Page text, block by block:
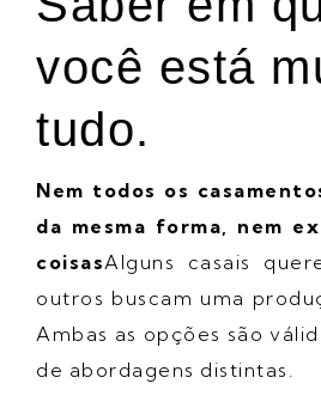
você está
tudo.
Nem todos os
da mesma forma, nem
coisasAlguns casais
outros buscam uma
Ambas as opções são
de abordagens distintas.